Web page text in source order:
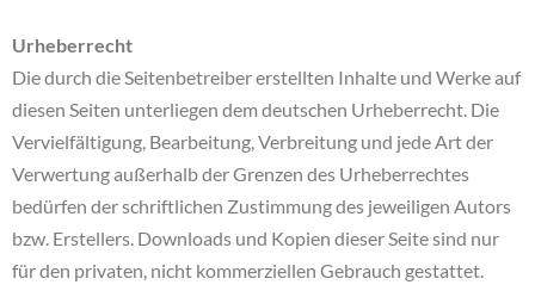
Urheberrecht
Die durch die Seitenbetreiber erstellten Inhalte und Werke auf
diesen Seiten unterliegen dem deutschen Urheberrecht. Die
Vervielfältigung, Bearbeitung, Verbreitung und jede Art der
Verwertung außerhalb der Grenzen des Urheberrechtes
bedürfen der schriftlichen Zustimmung des jeweiligen Autors
bzw. Erstellers. Downloads und Kopien dieser Seite sind nur
für den privaten, nicht kommerziellen Gebrauch gestattet.